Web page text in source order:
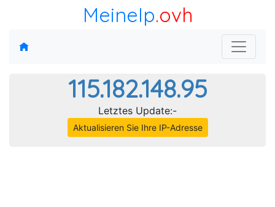
MeineIp.ovh
115.182.148.95
Letztes Update:-
Aktualisieren Sie Ihre IP-Adresse